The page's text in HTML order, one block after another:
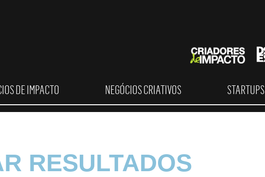
DE IMPACTO NEGÓCIOS CRIATIVOS STARTUPS
RESULTADOS